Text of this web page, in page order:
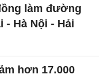
làm đường
- Hà Nội - Hải
hơn 17.000